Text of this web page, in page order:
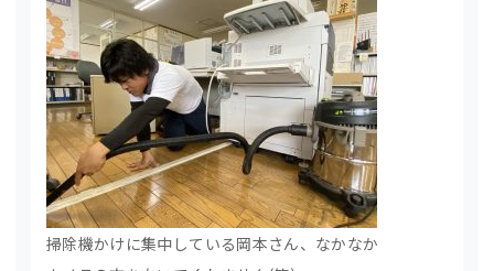
掃除機かけに集中している岡本さん、なかなか